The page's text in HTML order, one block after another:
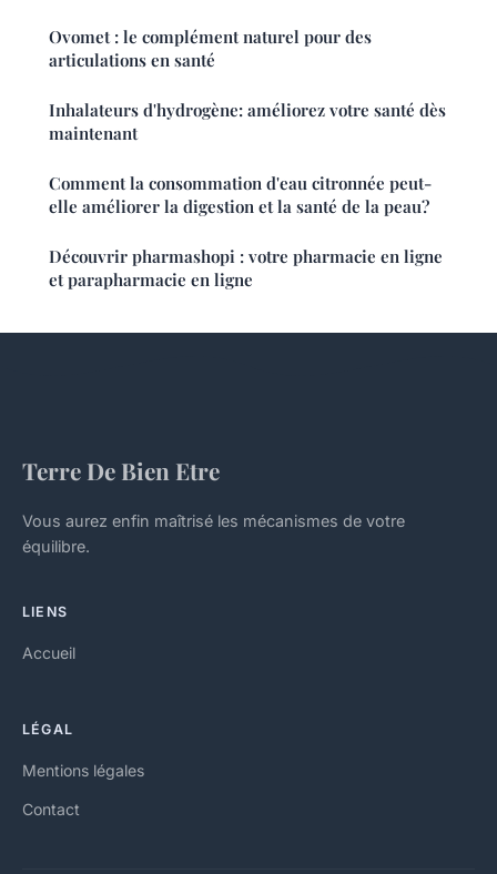
Ovomet : le complément naturel pour des
articulations en santé
Inhalateurs d'hydrogène: améliorez votre santé dès
maintenant
Comment la consommation d'eau citronnée peut-
elle améliorer la digestion et la santé de la peau?
Découvrir pharmashopi : votre pharmacie en ligne
et parapharmacie en ligne
Terre De Bien Etre
Vous aurez enfin maîtrisé les mécanismes de votre
équilibre.
LIENS
Accueil
LÉGAL
Mentions légales
Contact